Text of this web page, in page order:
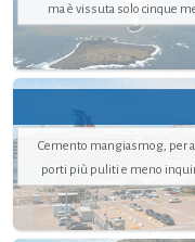
ma è vissuta solo cinque
Cemento mangiasmog, per
porti più puliti e meno